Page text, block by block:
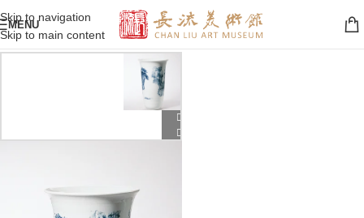
Skip to navigation
Skip to main content
MENU